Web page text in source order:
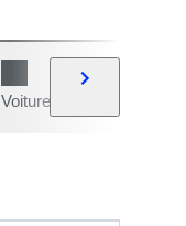
Voitures et motos